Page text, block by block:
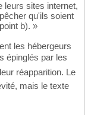
leurs sites internet,
qu'ils soient
b). »
les hébergeurs
épinglés par les
réapparition. Le
mais le texte